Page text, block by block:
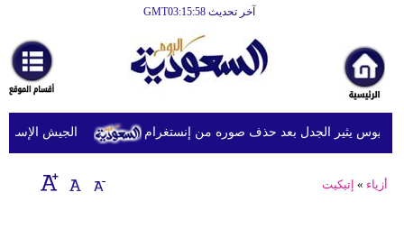
آخر تحديث GMT03:15:58
أخبارعاجلة
رياضة
ثقافة
إقتصاد
الجيش يثير الجدل بعد حذف صوره من إنستغرام
أزياء » إتيكيت